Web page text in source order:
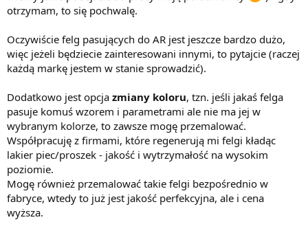
otrzymam, to się pochwalę.
Oczywiście felg pasujących do AR jest jeszcze bardzo dużo,
więc jeżeli będziecie zainteresowani innymi, to pytajcie (raczej
każdą markę jestem w stanie sprowadzić).
Dodatkowo jest opcja zmiany koloru, tzn. jeśli jakaś felga
pasuje komuś wzorem i parametrami ale nie ma jej w
wybranym kolorze, to zawsze mogę przemalować.
Współpracuję z firmami, które regenerują mi felgi kładąc
lakier piec/proszek - jakość i wytrzymałość na wysokim
poziomie.
Mogę również przemalować takie felgi bezpośrednio w
fabryce, wtedy to już jest jakość perfekcyjna, ale i cena
wyższa.